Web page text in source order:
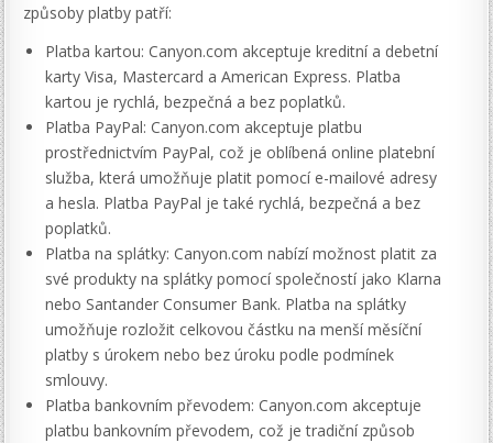
způsoby platby patří:
Platba kartou: Canyon.com akceptuje kreditní a debetní
karty Visa, Mastercard a American Express. Platba
kartou je rychlá, bezpečná a bez poplatků.
Platba PayPal: Canyon.com akceptuje platbu
prostřednictvím PayPal, což je oblíbená online platební
služba, která umožňuje platit pomocí e-mailové adresy
a hesla. Platba PayPal je také rychlá, bezpečná a bez
poplatků.
Platba na splátky: Canyon.com nabízí možnost platit za
své produkty na splátky pomocí společností jako Klarna
nebo Santander Consumer Bank. Platba na splátky
umožňuje rozložit celkovou částku na menší měsíční
platby s úrokem nebo bez úroku podle podmínek
smlouvy.
Platba bankovním převodem: Canyon.com akceptuje
platbu bankovním převodem, což je tradiční způsob